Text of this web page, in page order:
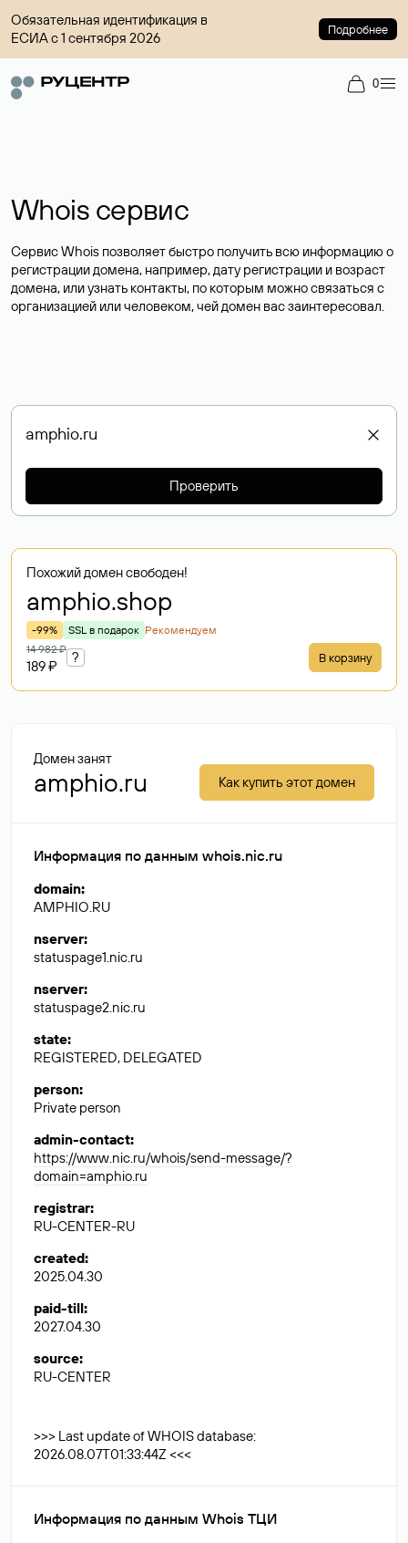
Обязательная идентификация в
ЕСИА с 1 сентября 2026
Подробнее
0
Whois сервис
Сервис Whois позволяет быстро получить всю информацию о
регистрации домена, например, дату регистрации и возраст
домена, или узнать контакты, по которым можно связаться с
организацией или человеком, чей домен вас заинтересовал.
Проверить
Похожий домен свободен!
amphio.shop
-99% SSL в подарок Рекомендуем
14 982 ₽
189 ₽
? В корзину
Домен занят
amphio.ru Как купить этот домен
Информация по данным whois.nic.ru
domain:
AMPHIO.RU
nserver:
statuspage1.nic.ru
nserver:
statuspage2.nic.ru
state:
REGISTERED, DELEGATED
person:
Private person
admin-contact:
https://www.nic.ru/whois/send-message/?
domain=amphio.ru
registrar:
RU-CENTER-RU
created:
2025.04.30
paid-till:
2027.04.30
source:
RU-CENTER
>>> Last update of WHOIS database:
2026.08.07T01:33:44Z <<<
Информация по данным Whois ТЦИ